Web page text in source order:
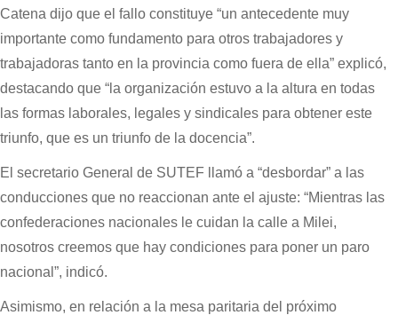
Catena dijo que el fallo constituye “un antecedente muy
importante como fundamento para otros trabajadores y
trabajadoras tanto en la provincia como fuera de ella” explicó,
destacando que “la organización estuvo a la altura en todas
las formas laborales, legales y sindicales para obtener este
triunfo, que es un triunfo de la docencia”.
El secretario General de SUTEF llamó a “desbordar” a las
conducciones que no reaccionan ante el ajuste: “Mientras las
confederaciones nacionales le cuidan la calle a Milei,
nosotros creemos que hay condiciones para poner un paro
nacional”, indicó.
Asimismo, en relación a la mesa paritaria del próximo